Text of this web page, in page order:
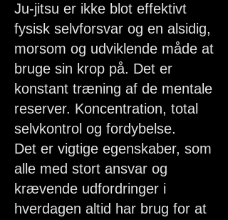
Ju-jitsu er ikke blot effektivt
fysisk selvforsvar og en alsidig,
morsom og udviklende måde at
bruge sin krop på. Det er
konstant træning af de mentale
reserver. Koncentration, total
selvkontrol og fordybelse.
Det er vigtige egenskaber, som
alle med stort ansvar og
krævende udfordringer i
hverdagen altid har brug for at